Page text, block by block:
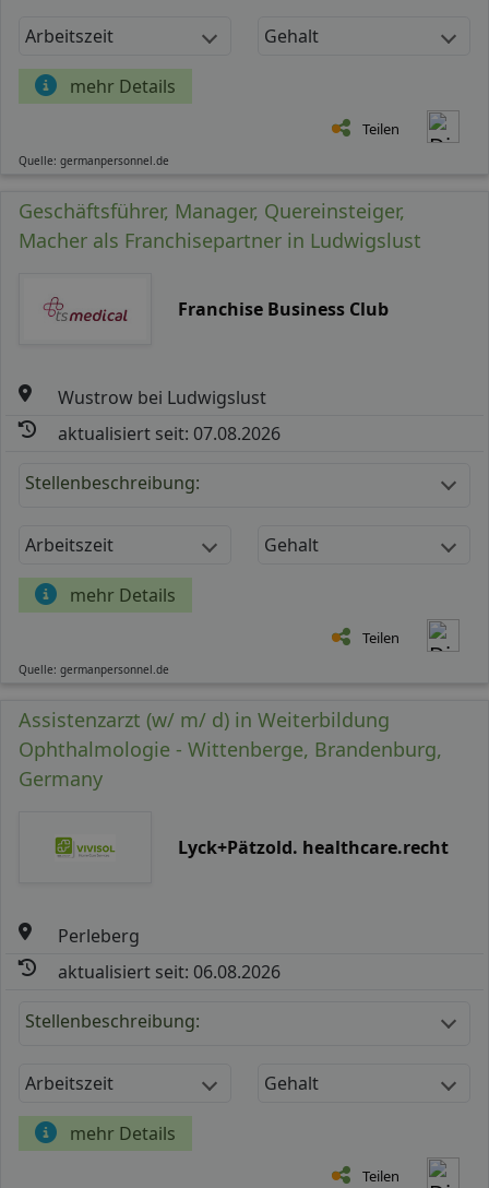
Arbeitszeit Gehalt
mehr Details
Teilen
Quelle: germanpersonnel.de
Geschäftsführer, Manager, Quereinsteiger,
Macher als Franchisepartner in Ludwigslust
Franchise Business Club
Wustrow bei Ludwigslust
aktualisiert seit: 07.08.2026
Stellenbeschreibung:
Arbeitszeit Gehalt
mehr Details
Teilen
Quelle: germanpersonnel.de
Assistenzarzt (w/ m/ d) in Weiterbildung
Ophthalmologie - Wittenberge, Brandenburg,
Germany
Lyck+Pätzold. healthcare.recht
Perleberg
aktualisiert seit: 06.08.2026
Stellenbeschreibung:
Arbeitszeit Gehalt
mehr Details
Teilen